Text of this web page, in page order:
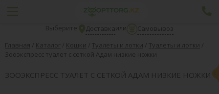
Выберите: Доставкаили
Самовывоз
Главная / Каталог / Кошки / Туалеты и лотки / Туалеты и лотки /
Зооэкспресс туалет с сеткой Адам низкие ножки
ЗООЭКСПРЕСС ТУАЛЕТ С СЕТКОЙ АДАМ НИЗКИЕ НОЖКИ